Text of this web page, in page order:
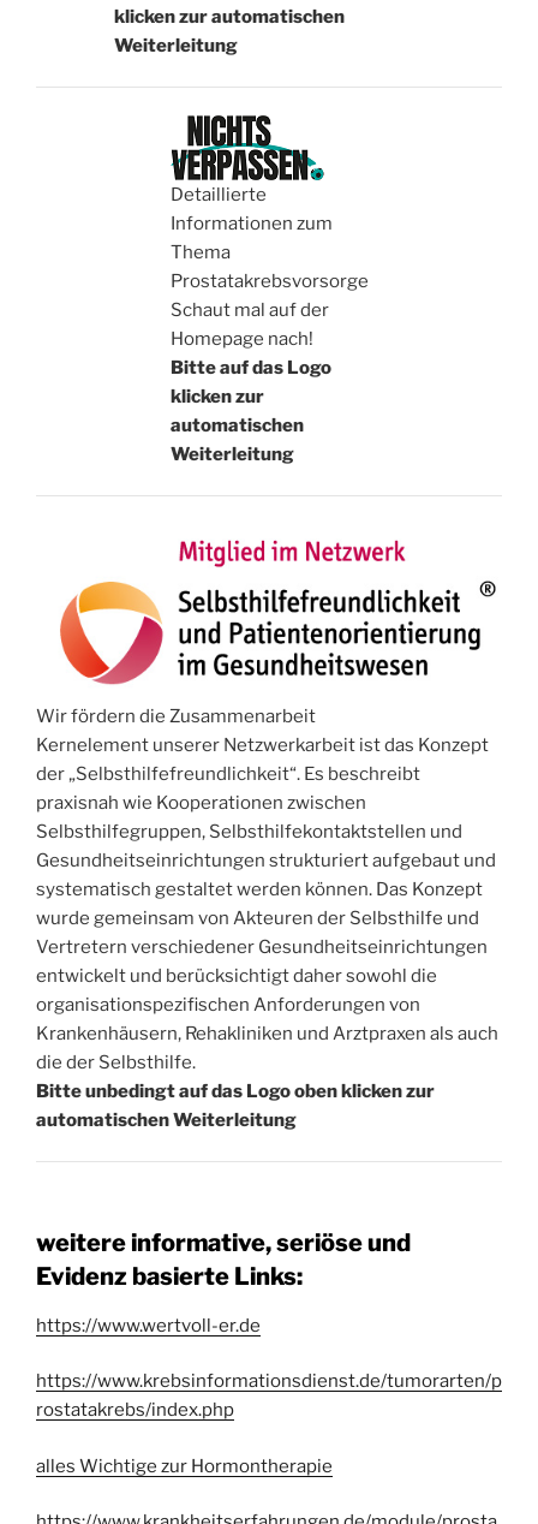
klicken zur automatischen
Weiterleitung
Detaillierte
Informationen zum
Thema
Prostatakrebsvorsorge
Schaut mal auf der
Homepage nach!
Bitte auf das Logo
klicken zur
automatischen
Weiterleitung
Wir fördern die Zusammenarbeit
Kernelement unserer Netzwerkarbeit ist das Konzept
der „Selbsthilfefreundlichkeit“. Es beschreibt
praxisnah wie Kooperationen zwischen
Selbsthilfegruppen, Selbsthilfekontaktstellen und
Gesundheitseinrichtungen strukturiert aufgebaut und
systematisch gestaltet werden können. Das Konzept
wurde gemeinsam von Akteuren der Selbsthilfe und
Vertretern verschiedener Gesundheitseinrichtungen
entwickelt und berücksichtigt daher sowohl die
organisationspezifischen Anforderungen von
Krankenhäusern, Rehakliniken und Arztpraxen als auch
die der Selbsthilfe.
Bitte unbedingt auf das Logo oben klicken zur
automatischen Weiterleitung
weitere informative, seriöse und
Evidenz basierte Links:
https://www.wertvoll-er.de
https://www.krebsinformationsdienst.de/tumorarten/p
rostatakrebs/index.php
alles Wichtige zur Hormontherapie